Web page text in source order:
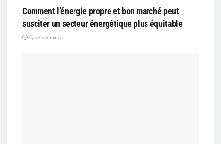
Comment l’énergie propre et bon marché peut
susciter un secteur énergétique plus équitable
il y a 3 semaines